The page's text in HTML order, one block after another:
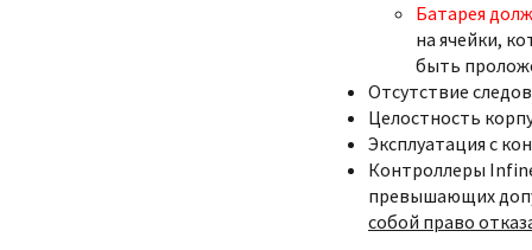
Батарея
на ячейки,
быть
Отсутствие
Целостность
Эксплуатация с
Контроллеры
превышающих
собой право